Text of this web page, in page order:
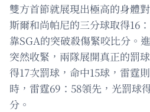
雙方首節就展現出極高的身體
斯爾和尚帕尼的三分球取得16
靠SGA的突破殺傷緊咬比分。
突然收緊，兩隊展開真正的罰
得17次罰球，命中15球，雷霆
時，雷霆69：58領先，光罰球
分。